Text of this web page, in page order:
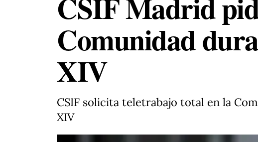
Comunidad
XIV
CSIF solicita teletrabajo total en la
XIV